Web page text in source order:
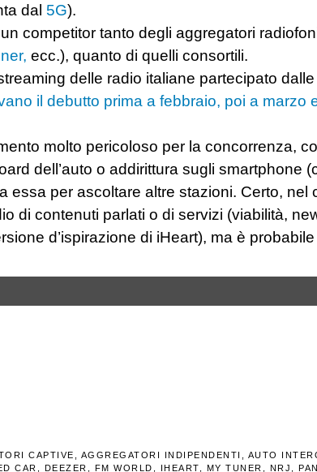
dal 5G).
competitor tanto degli aggregatori
ecc.), quanto di quelli consortili.
delle radio italiane partecipato
il debutto prima a febbraio, poi a marzo
molto pericoloso per la concorrenza,
dell’auto o addirittura sugli smartphone
essa per ascoltare altre stazioni. Certo, nel
di contenuti parlati o di servizi (viabilità,
d’ispirazione di iHeart), ma è
CAPTIVE AGGREGATORI INDIPENDENTI AUTO
CAR DEEZER FM WORLD IHEART MY TUNER NRJ